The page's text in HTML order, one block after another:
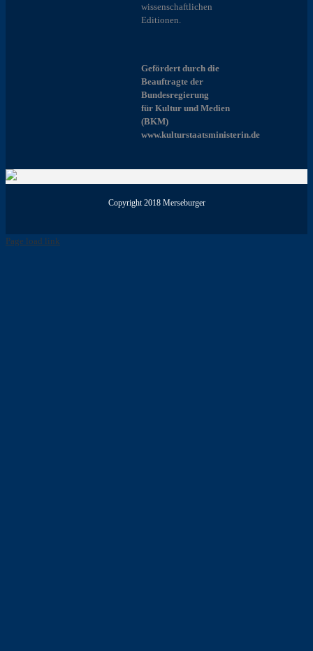
wissenschaftlichen
Editionen.
Gefördert durch die
Beauftragte der
Bundesregierung
für Kultur und Medien
(BKM)
www.kulturstaatsministerin.de
Copyright 2018 Merseburger
Page load link